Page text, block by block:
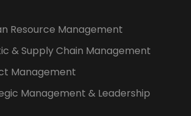
Resource Management
& Supply Chain Management
Management
Management & Leadership